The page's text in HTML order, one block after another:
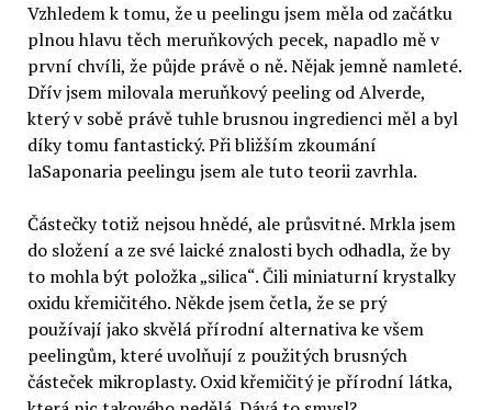
Vzhledem k tomu, že u peelingu jsem měla od začátku
plnou hlavu těch meruňkových pecek, napadlo mě v
první chvíli, že půjde právě o ně. Nějak jemně namleté.
Dřív jsem milovala meruňkový peeling od Alverde,
který v sobě právě tuhle brusnou ingredienci měl a byl
díky tomu fantastický. Při bližším zkoumání
laSaponaria peelingu jsem ale tuto teorii zavrhla.
Částečky totiž nejsou hnědé, ale průsvitné. Mrkla jsem
do složení a ze své laické znalosti bych odhadla, že by
to mohla být položka „silica“. Čili miniaturní krystalky
oxidu křemičitého. Někde jsem četla, že se prý
používají jako skvělá přírodní alternativa ke všem
peelingům, které uvolňují z použitých brusných
částeček mikroplasty. Oxid křemičitý je přírodní látka,